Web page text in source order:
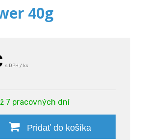
40g
s DPH / ks
7 pracovných dní
Pridať do košíka